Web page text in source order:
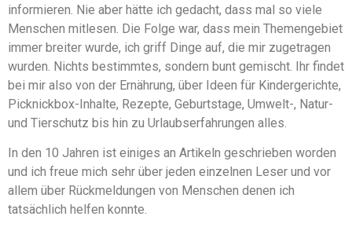
informieren. Nie aber hätte ich gedacht, dass mal so viele
Menschen mitlesen. Die Folge war, dass mein Themengebiet
immer breiter wurde, ich griff Dinge auf, die mir zugetragen
wurden. Nichts bestimmtes, sondern bunt gemischt. Ihr findet
bei mir also von der Ernährung, über Ideen für Kindergerichte,
Picknickbox-Inhalte, Rezepte, Geburtstage, Umwelt-, Natur-
und Tierschutz bis hin zu Urlaubserfahrungen alles.
In den 10 Jahren ist einiges an Artikeln geschrieben worden
und ich freue mich sehr über jeden einzelnen Leser und vor
allem über Rückmeldungen von Menschen denen ich
tatsächlich helfen konnte.